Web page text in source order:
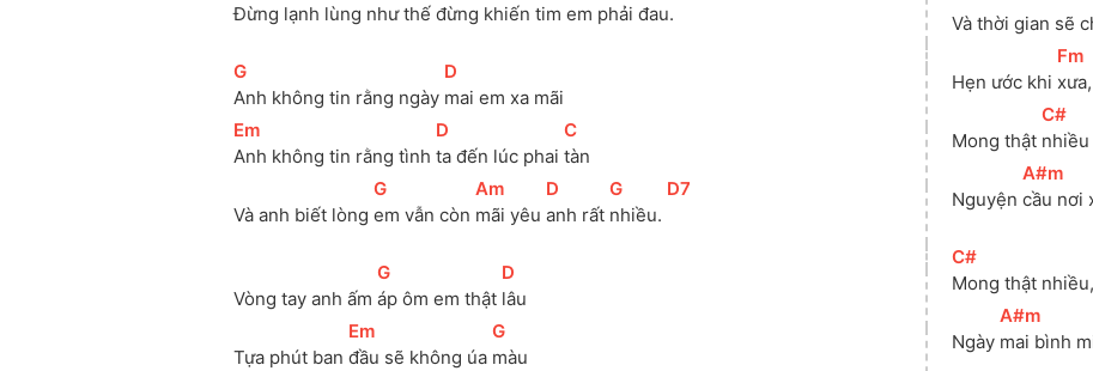
Đừng lạnh lùng như thế đừng khiến tim em phải đau.
[
G
Anh không tin rằng ngày
[D
mai em xa mãi
[Em
Anh không tin rằng tình
[D
ta đến lúc phai
[
C
tàn
Và anh biết lòng
[
G
em vẫn còn
[
Am
mãi yêu
[D
anh rất
[
G
nhiều.
[D7
Vòng tay anh ấm
[
G
áp ôm em thật
[D
lâu
Tựa phút ban
[Em
đầu sẽ không úa
[
G
màu
Và thời gian sẽ
Hẹn ước khi
[Fm
Mong thật
[
C#
Nguyện
[
A#m
cầu nơi
[
C#
Mong thật
Ngày
[
A#m
mai bình